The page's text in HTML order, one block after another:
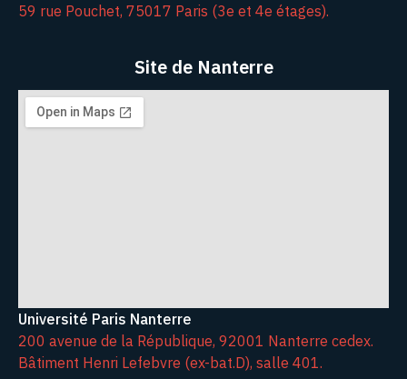
59 rue Pouchet, 75017 Paris (3e et 4e étages).
Site de Nanterre
Université Paris Nanterre
200 avenue de la République, 92001 Nanterre cedex.
Bâtiment Henri Lefebvre (ex-bat.D), salle 401.